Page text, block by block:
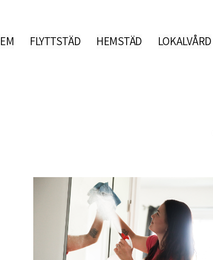
FLYTTSTÄD HEMSTÄD LOKALVÅRD